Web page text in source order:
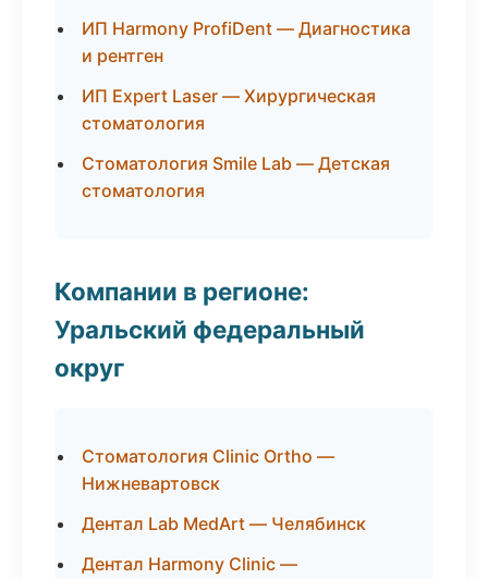
ИП Harmony ProfiDent — Диагностика
и рентген
ИП Expert Laser — Хирургическая
стоматология
Стоматология Smile Lab — Детская
стоматология
Компании в регионе:
Уральский федеральный
округ
Стоматология Clinic Ortho —
Нижневартовск
Дентал Lab MedArt — Челябинск
Дентал Harmony Clinic —